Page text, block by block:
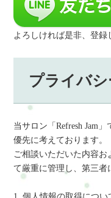
よろしければ是非、登録
プライバ
当サロン「Refresh Jam
優先に考えております。
ご相談いただいた内容
て厳重に管理し、第三者